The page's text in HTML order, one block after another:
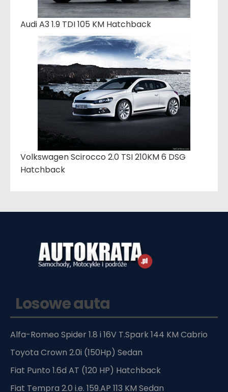
Audi A3 1.9 TDI 105 KM Hatchback
Volkswagen Scirocco 2.0 TSI 210KM 6 DSG
Hatchback
Losowe auta
Alfa-Romeo Spider 1.8 i 16V T.Spark 144 KM Cabrio
Toyota Crown 2.0i (150Hp) Sedan
Fiat Punto 1.6d AT (120 HP) Hatchback
Fiat Tempra 2.0 i.e. 159.AP 113 KM Sedan